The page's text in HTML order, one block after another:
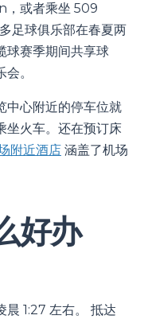
或者乘坐 509
足球俱乐部在春夏两
球赛季期间共享球
。
中心附近的停车位就
坐火车。还在预订床
附近酒店 涵盖了机场
好办
晨 1:27 左右。 抵达